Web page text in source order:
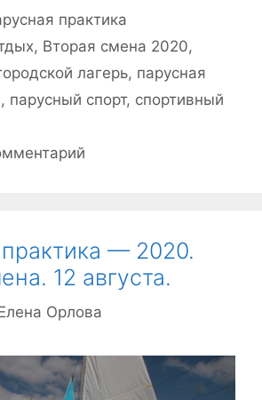
практика
, Вторая смена 2020,
лагерь, парусная
, парусный спорт, спортивный
— 2020.
12 августа.
Орлова